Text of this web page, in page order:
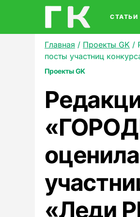
СТАТЬИ
Главная / Проекты GK /
посты участниц
Проекты GK
«Леди